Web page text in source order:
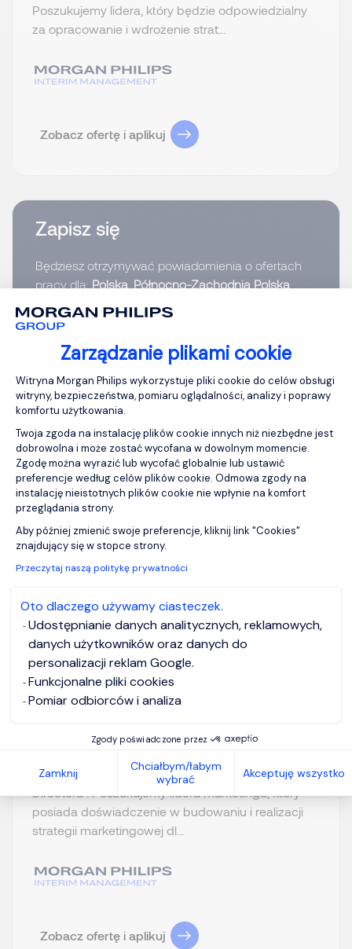
Zarządzanie plikami cookie
Platforma zarządzania zgodą:
Witryna Morgan Philips wykorzystuje pliki cookie do celów obsługi
witryny, bezpieczeństwa, pomiaru oglądalności, analizy i poprawy
komfortu użytkowania.
Twoja zgoda na instalację plików cookie innych niż niezbędne jest
dobrowolna i może zostać wycofana w dowolnym momencie.
Zgodę można wyrazić lub wycofać globalnie lub ustawić
preferencje według celów plików cookie. Odmowa zgody na
instalację nieistotnych plików cookie nie wpłynie na komfort
przeglądania strony.
Aby później zmienić swoje preferencje, kliknij link "Cookies"
znajdujący się w stopce strony.
Przeczytaj naszą politykę prywatności
Oto dlaczego używamy ciasteczek.
Udostępnianie danych analitycznych, reklamowych,
danych użytkowników oraz danych do
personalizacji reklam Google.
Funkcjonalne pliki cookies
Pomiar odbiorców i analiza
Zgody poświadczone przez
Zamknij
Chciałbym/łabym
wybrać
Akceptuję wszystko
Axeptio consent
Poszukujemy lidera, który będzie odpowiedzialny
za opracowanie i wdrożenie strat...
Zobacz ofertę i aplikuj
Zapisz się
Będziesz otrzymywać powiadomienia o ofertach
pracy dla: Polska, Północno-Zachodnia Polska
E-mail
Wprowadź swój adres e-mail
Przeczytałem\-łam
Włącz Job Alerts
Interim Marketing
Director | FMCG
Homebased/teleworking
job
Fixed Term
Contract
PLN 300 - 550
per hour
Oferta pracy z dnia:
22.07.2026
FMCG, realizującej ambitną strategię rozwoju na
– poszukujemy doświadczonego Interim Marketing
Directora . Poszukujemy lidera marketingu, który
posiada doświadczenie w budowaniu i realizacji
strategii marketingowej dl...
Zobacz ofertę i aplikuj